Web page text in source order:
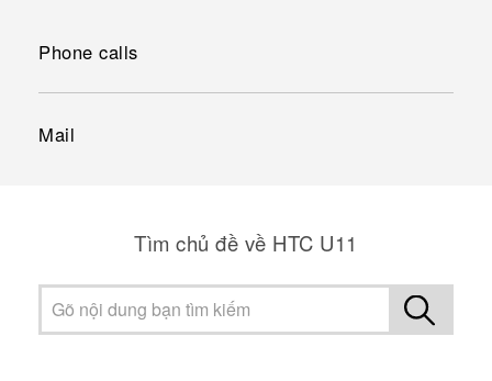
Phone calls
Mail
Tìm chủ đề về HTC U11